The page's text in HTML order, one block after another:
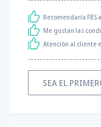
Recomendaría FBS
Me gustan las
Atención al cliente
SEA EL